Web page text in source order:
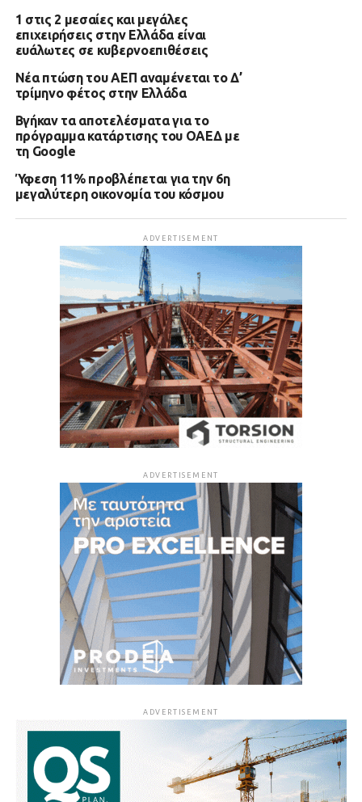
1 στις 2 μεσαίες και μεγάλες
επιχειρήσεις στην Ελλάδα είναι
ευάλωτες σε κυβερνοεπιθέσεις
Νέα πτώση του ΑΕΠ αναμένεται το Δ’
τρίμηνο φέτος στην Ελλάδα
Βγήκαν τα αποτελέσματα για το
πρόγραμμα κατάρτισης του ΟΑΕΔ με
τη Google
Ύφεση 11% προβλέπεται για την 6η
μεγαλύτερη οικονομία του κόσμου
ADVERTISEMENT
ADVERTISEMENT
ADVERTISEMENT